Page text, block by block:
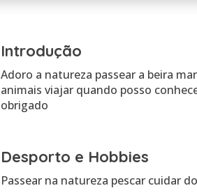
Introdução
Adoro a natureza passear a beira
animais viajar quando posso
obrigado
Desporto e Hobbies
Passear na natureza pescar cuidar